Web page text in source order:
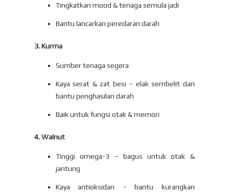
Tingkatkan mood & tenaga semula jadi
Bantu lancarkan peredaran darah
3. Kurma
Sumber tenaga segera
Kaya serat & zat besi – elak sembelit dan
bantu penghasilan darah
Baik untuk fungsi otak & memori
4.Walnut
Tinggi omega-3 – bagus untuk otak &
jantung
Kaya antioksidan – bantu kurangkan